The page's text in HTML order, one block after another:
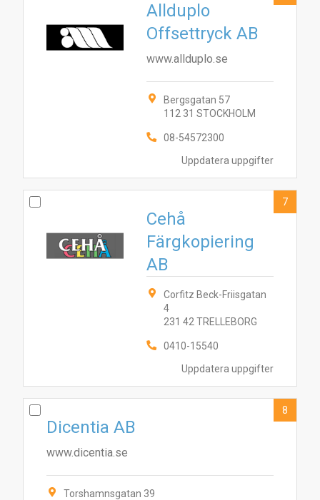
Uppdatera uppgifter
Allduplo
Offsettryck AB
www.allduplo.se
Bergsgatan 57
112 31 STOCKHOLM
08-54572300
Uppdatera uppgifter
Cehå
Färgkopiering
AB
Corfitz Beck-Friisgatan
4
231 42 TRELLEBORG
0410-15540
7
Dicentia AB
www.dicentia.se
Torshamnsgatan 39
8